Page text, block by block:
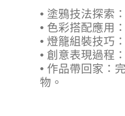
• 塗鴉技法探索
• 色彩搭配應用
• 燈籠組裝技巧
• 創意表現過程
• 作品帶回家：
物。